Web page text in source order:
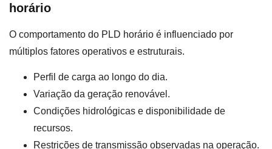
horário
O comportamento do PLD horário é influenciado por
múltiplos fatores operativos e estruturais.
Perfil de carga ao longo do dia.
Variação da geração renovável.
Condições hidrológicas e disponibilidade de
recursos.
Restrições de transmissão observadas na operação.